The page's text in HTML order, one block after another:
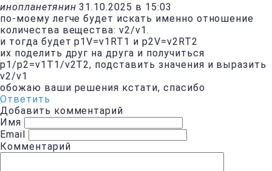
инопланетянин 31.10.2025 в 15:03
по-моему легче будет искать именно отношение
количества вещества: v2/v1.
и тогда будет p1V=v1RT1 и p2V=v2RT2
их поделить друг на друга и получиться
p1/p2=v1T1/v2T2, подставить значения и выразить
v2/v1
обожаю ваши решения кстати, спасибо
Ответить
Добавить комментарий
Имя
Email
Комментарий